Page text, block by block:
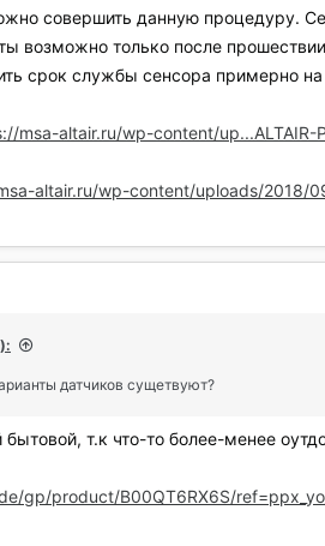
совершить данную процедуру.
возможно только после
срок службы сенсора примерно на
msa-altair.ru/wp-content/
altair.ru/wp-content/uploads/2018/
датчиков сущетвуют?
т.к что-то более-менее
gp/product/B00QT6RX6S/